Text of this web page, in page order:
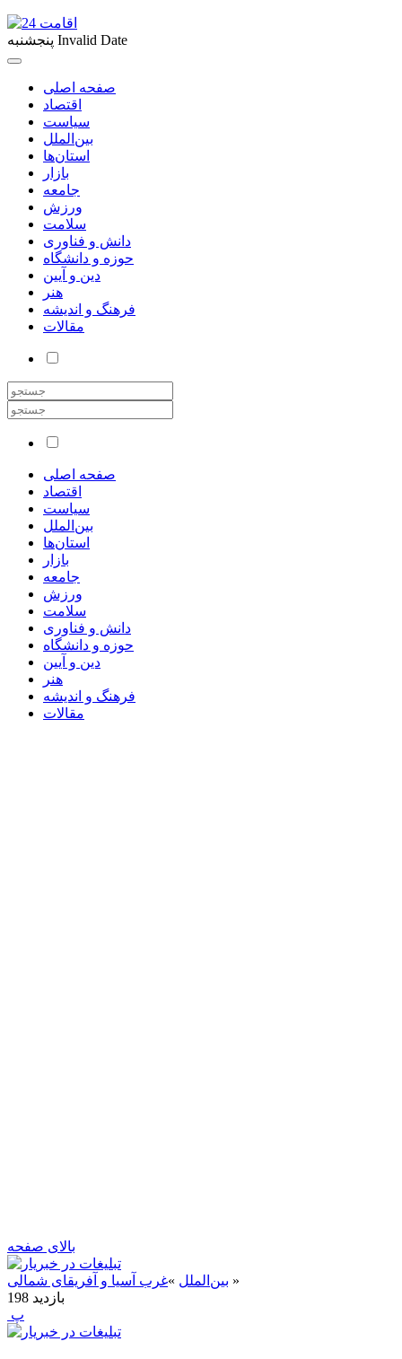
پنجشنبه Invalid Date
صفحه اصلی
اقتصاد
سیاست
بین‌الملل
استان‌ها
بازار
جامعه
ورزش
سلامت
دانش و فناوری
حوزه و دانشگاه
دین و آیین
هنر
فرهنگ و اندیشه
مقالات
صفحه اصلی
اقتصاد
سیاست
بین‌الملل
استان‌ها
بازار
جامعه
ورزش
سلامت
دانش و فناوری
حوزه و دانشگاه
دین و آیین
هنر
فرهنگ و اندیشه
مقالات
بالای صفحه
بین‌الملل »غرب آسیا و آفریقای شمالی
»
198 بازدید
‍ پ